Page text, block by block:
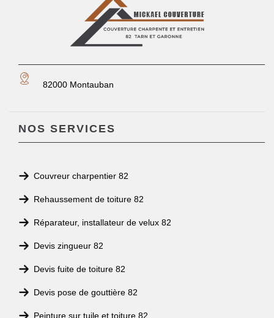
82000 Montauban
NOS SERVICES
Couvreur charpentier 82
Rehaussement de toiture 82
Réparateur, installateur de velux 82
Devis zingueur 82
Devis fuite de toiture 82
Devis pose de gouttière 82
Peinture sur tuile et toiture 82